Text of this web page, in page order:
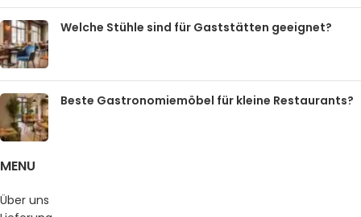
Welche Stühle sind für Gaststätten geeignet?
Beste Gastronomiemöbel für kleine Restaurants?
MENU
Über uns